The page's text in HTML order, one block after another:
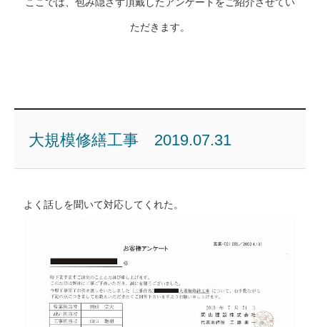
ここでは、包み隠さず頂戴したアンケートをご紹介させてい
ただきます。
大規模修繕工事 2019.07.31
よく話しを聞いて対応してくれた。